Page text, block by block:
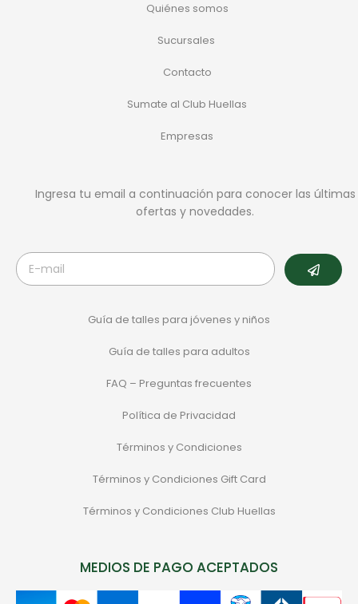
Quiénes somos
Sucursales
Contacto
Sumate al Club Huellas
Empresas
Ingresa tu email a continuación para conocer las últimas
ofertas y novedades.
Guía de talles para jóvenes y niños
Guía de talles para adultos
FAQ – Preguntas frecuentes
Política de Privacidad
Términos y Condiciones
Términos y Condiciones Gift Card
Términos y Condiciones Club Huellas
MEDIOS DE PAGO ACEPTADOS